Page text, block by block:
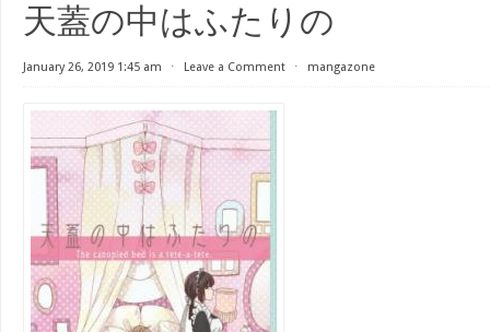
天蓋の中はふたりの
January 26, 2019 1:45 am ⋅ Leave a Comment ⋅ mangazone